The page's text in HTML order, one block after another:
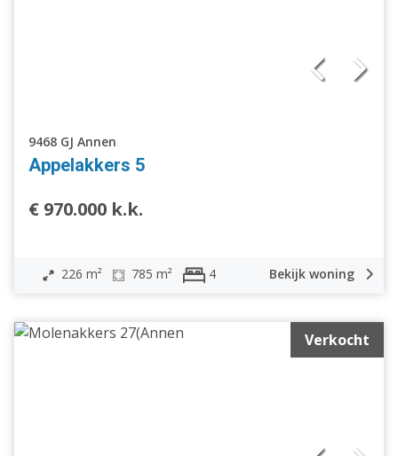
9468 GJ Annen
Appelakkers 5
€ 970.000 k.k.
226 m² 785 m² 4 Bekijk woning
Verkocht